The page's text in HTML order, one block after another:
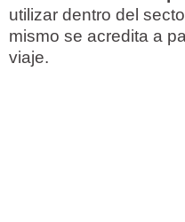
utilizar dentro del
mismo se acredita a
viaje.